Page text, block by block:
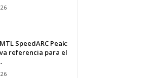
SpeedARC Peak:
referencia para el